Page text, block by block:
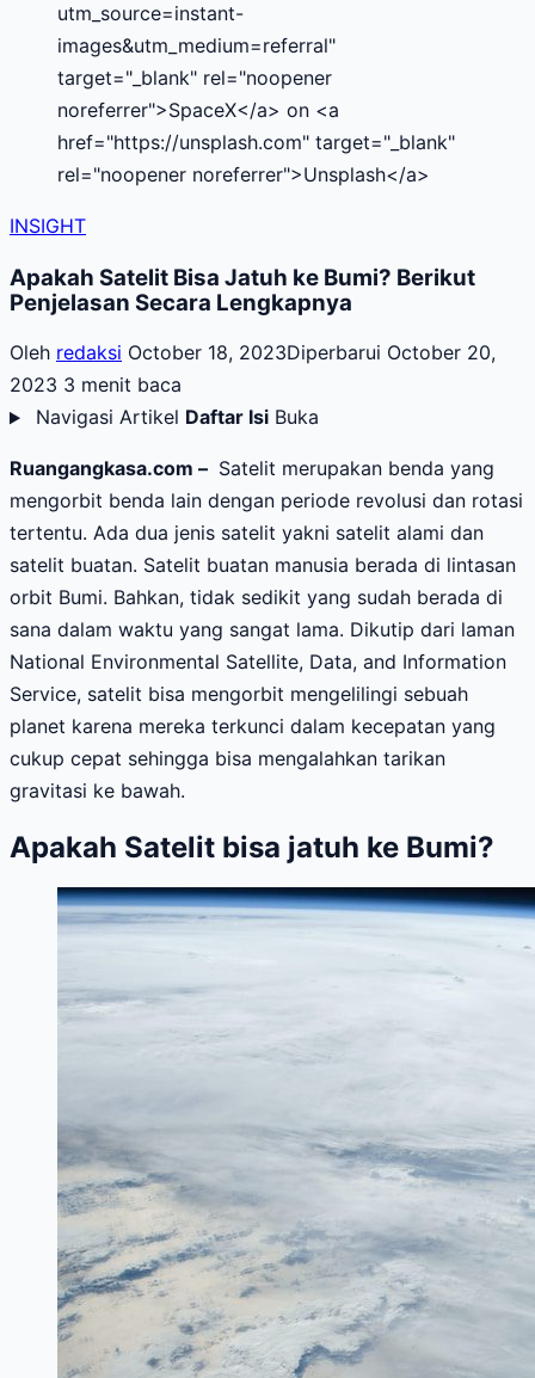
utm_source=instant-
images&utm_medium=referral"
target="_blank" rel="noopener
noreferrer">SpaceX</a> on <a
href="https://unsplash.com" target="_blank"
rel="noopener noreferrer">Unsplash</a>
INSIGHT
Apakah Satelit Bisa Jatuh ke Bumi? Berikut
Penjelasan Secara Lengkapnya
Oleh redaksi October 18, 2023Diperbarui October 20,
2023 3 menit baca
Navigasi Artikel Daftar Isi Buka
Ruangangkasa.com – Satelit merupakan benda yang
mengorbit benda lain dengan periode revolusi dan rotasi
tertentu. Ada dua jenis satelit yakni satelit alami dan
satelit buatan. Satelit buatan manusia berada di lintasan
orbit Bumi. Bahkan, tidak sedikit yang sudah berada di
sana dalam waktu yang sangat lama. Dikutip dari laman
National Environmental Satellite, Data, and Information
Service, satelit bisa mengorbit mengelilingi sebuah
planet karena mereka terkunci dalam kecepatan yang
cukup cepat sehingga bisa mengalahkan tarikan
gravitasi ke bawah.
Apakah Satelit bisa jatuh ke Bumi?